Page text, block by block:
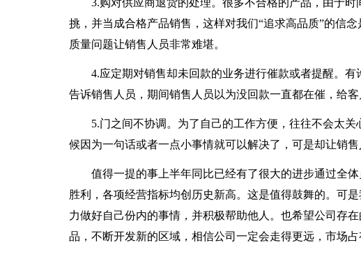
3.购对供应商退货的处理。很多不合格的产品，由于时
挑，并当成合格产品销售，这样对我们“追求高品质”的信
质量问题让销售人员非常难堪。
4.应定期对销售却未回款的业务进行催款或者提醒。有
告诉销售人员，期间销售人员以为没回款一直都在催，给客
5.门之间不协调。为了自己的工作方便，往往不会太关
候因为一句话或者一点小事情就可以解决了，可是却让销售
值得一提的事上半年同比已经有了很大的进步通过全体
胜利，各项经营指标均创历史新高。这是值得鼓舞的。可
力做好自己份内的事情，并积极帮助他人。也希望公司存
品，不断开发新的区域，相信公司一定会走得更远，市场